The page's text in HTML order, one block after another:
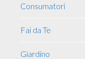
Consumatori
Fai da Te
Giardino